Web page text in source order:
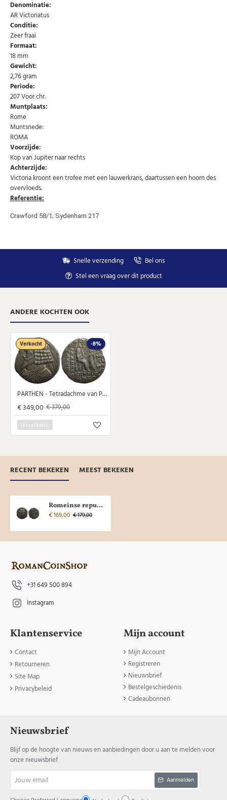
Choose Preferred Language
Nederlands English
U kunt zich op elk moment weer afmelden via de nieuwsbrief.
Denominatie:
AR Victoriatus
Conditie:
Zeer fraai
Formaat:
18 mm
Gewicht:
2,76 gram
Periode:
207 Voor chr.
Muntplaats:
Rome
Muntsnede:
ROMA
Voorzijde:
Kop van Jupiter naar rechts
Achterzijde:
Victoria kroont een trofee met een lauwerkrans, daartussen een hoorn des
overvloeds.
Referentie:
Crawford 58/1; Sydenham 217
Snelle verzending
Bel ons
Stel een vraag over dit product
ANDERE KOCHTEN OOK
-8%
Verkocht
PARTHEN - Tetradachme van Phraates IV mooi! (AP23124)
€ 349,00 € 379,00
Uitverkocht
RECENT BEKEKEN MEEST BEKEKEN
Romeinse republiek - Zilveren Victoriatus ZELDZAAM 207 v. Chr! (AP23112)
€ 169,00 € 179,00
+31 649 500 894
Instagram
Klantenservice
Contact
Retourneren
Site Map
Privacybeleid
Mijn account
Mijn Account
Registreren
Nieuwsbrief
Bestelgeschiedenis
Cadeaubonnen
Nieuwsbrief
Blijf op de hoogte van nieuws en aanbiedingen door u aan te melden voor
onze nieuwsbrief
email
Aanmelden